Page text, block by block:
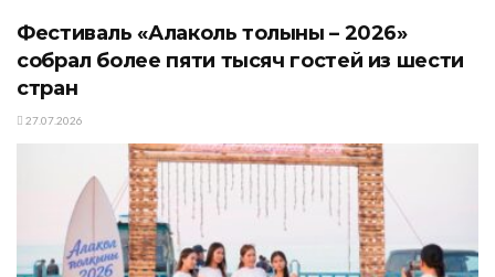
Фестиваль «Алаколь толқыны – 2026»
собрал более пяти тысяч гостей из шести
стран
27.07.2026